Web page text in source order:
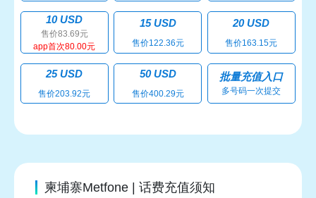
10 USD
售价83.69元
app首次80.00元
15 USD
售价122.36元
20 USD
售价163.15元
25 USD
售价203.92元
50 USD
售价400.29元
批量充值入口
多号码一次提交
柬埔寨Metfone | 话费充值须知